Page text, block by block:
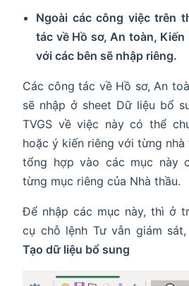
Ngoài các công việc trên
tác về Hồ sơ, An toàn, Kiến
với các bên sẽ nhập riêng.
Các công tác về Hồ sơ, An
sẽ nhập ở sheet Dữ liệu bổ
TVGS về việc này có thể
hoặc ý kiến riêng với từng
tổng hợp vào các mục này
từng mục riêng của Nhà thầu.
Để nhập các mục này, thì ở
cụ chỗ lệnh Tư vẫn giám
Tạo dữ liệu bổ sung